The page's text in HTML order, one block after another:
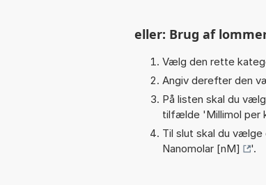
eller: Brug af
Vælg den rette
Angiv derefter den
På listen skal du
tilfælde 'Millimol per
Til slut skal du
Nanomolar [nM]
'.